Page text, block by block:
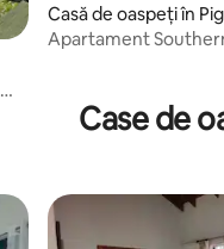
Casă de oaspeți în
Apartament
Case de